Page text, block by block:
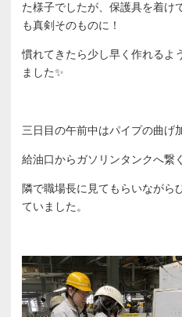
た様子でしたが、保護具を着け
も真剣そのものに！
慣れてきたら少し早く作れるよ
ました✨
三日目の午前中はパイプの曲げ
給油口からガソリンタンクへ繋
隣で職場長に見てもらいながら
ていました。